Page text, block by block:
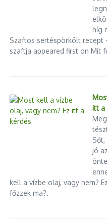
híg
Szaftos sertéspörkölt recept
szaftja appeared first on Mit
itt a
jó
kell a vízbe olaj, vagy nem?
főzzek ma?.